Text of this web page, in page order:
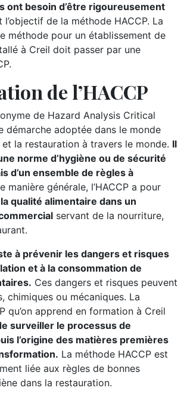
ont besoin d’être rigoureusement
l’objectif de la méthode HACCP. La
méthode pour un établissement de
à Creil doit passer par une
de l’HACCP
de Hazard Analysis Critical
démarche adoptée dans le monde
la restauration à travers le monde. Il
norme d’hygiène ou de sécurité
d’un ensemble de règles à
manière générale, l’HACCP a pour
qualité alimentaire dans un
servant de la nourriture,
à prévenir les dangers et risques
et à la consommation de
Ces dangers et risques peuvent
chimiques ou mécaniques. La
qu’on apprend en formation à Creil
surveiller le processus de
l’origine des matières premières
La méthode HACCP est
liée aux règles de bonnes
dans la restauration.